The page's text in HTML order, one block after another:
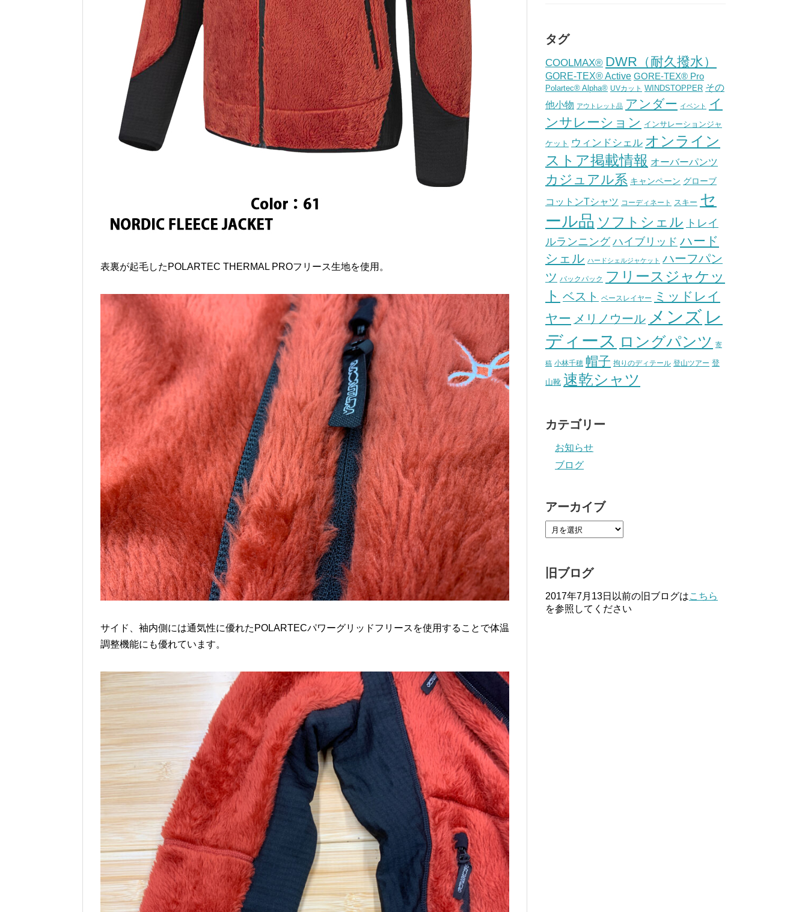
表裏が起毛したPOLARTEC THERMAL PROフリース生地を使用。
サイド、袖内側には通気性に優れたPOLARTECパワーグリッドフリースを使用することで体温
調整機能にも優れています。
タグ
COOLMAX® DWR（耐久撥水）
GORE-TEX® Active GORE-TEX® Pro
Polartec® Alpha® UVカット WINDSTOPPER その
他小物 アウトレット品 アンダー イベント
イ
ンサレーション インサレーションジャ
ケット ウィンドシェル オンライン
ストア掲載情報 オーバーパンツ
カジュアル系 キャンペーン グローブ
コットンTシャツ コーディネート スキー セ
ール品 ソフトシェル トレイ
ルランニング ハイブリッド ハード
シェル ハードシェルジャケット ハーフパン
ツ バックパック
フリースジャケッ
ト ベスト ベースレイヤー
ミッドレイ
ヤー メリノウール メンズ レ
ディース ロングパンツ 寄
稿 小林千穂 帽子 拘りのディテール 登山ツアー 登
山靴 速乾シャツ
カテゴリー
お知らせ
ブログ
アーカイブ
旧ブログ
2017年7月13日以前の旧ブログはこちら
を参照してください